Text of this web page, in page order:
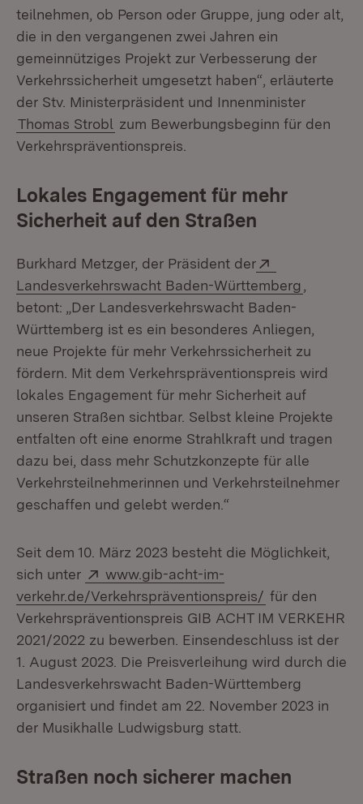
teilnehmen, ob Person oder Gruppe, jung oder alt,
die in den vergangenen zwei Jahren ein
gemeinnütziges Projekt zur Verbesserung der
Verkehrssicherheit umgesetzt haben“, erläuterte
der Stv. Ministerpräsident und Innenminister
Thomas Strobl zum Bewerbungsbeginn für den
Verkehrspräventionspreis.
Lokales Engagement für mehr
Sicherheit auf den Straßen
Burkhard Metzger, der Präsident der
Landesverkehrswacht Baden-Württemberg
betont: „Der Landesverkehrswacht Baden-
Württemberg ist es ein besonderes Anliegen,
neue Projekte für mehr Verkehrssicherheit zu
fördern. Mit dem Verkehrspräventionspreis wird
lokales Engagement für mehr Sicherheit auf
unseren Straßen sichtbar. Selbst kleine Projekte
entfalten oft eine enorme Strahlkraft und tragen
dazu bei, dass mehr Schutzkonzepte für alle
Verkehrsteilnehmerinnen und Verkehrsteilnehmer
geschaffen und gelebt werden.“
Seit dem 10. März 2023 besteht die Möglichkeit,
sich unter
Extern:
www.gib-acht-im-
verkehr.de/Verkehrspräventionspreis/ (Öffnet in
für den
Verkehrspräventionspreis GIB ACHT IM VERKEHR
2021/2022 zu bewerben. Einsendeschluss ist der
1. August 2023. Die Preisverleihung wird durch die
Landesverkehrswacht Baden-Württemberg
organisiert und findet am 22. November 2023 in
der Musikhalle Ludwigsburg statt.
Straßen noch sicherer machen